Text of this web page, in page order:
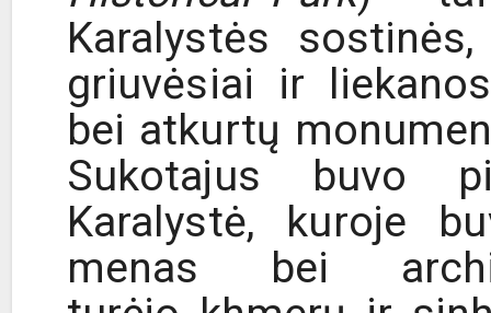
Karalystės
griuvėsiai ir
bei atkurtų
Sukotajus buvo
Karalystė, kuroje
menas bei